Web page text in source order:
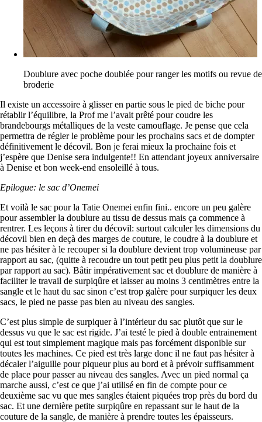
Doublure avec poche doublée pour ranger les motifs ou revue de
broderie
Il existe un accessoire à glisser en partie sous le pied de biche pour
rétablir l’équilibre, la Prof me l’avait prêté pour coudre les
brandebourgs métalliques de la veste camouflage. Je pense que cela
permettra de régler le problème pour les prochains sacs et de dompter
définitivement le décovil. Bon je ferai mieux la prochaine fois et
j’espère que Denise sera indulgente!! En attendant joyeux anniversaire
à Denise et bon week-end ensoleillé à tous.
Epilogue: le sac d’Onemei
Et voilà le sac pour la Tatie Onemei enfin fini.. encore un peu galère
pour assembler la doublure au tissu de dessus mais ça commence à
rentrer. Les leçons à tirer du décovil: surtout calculer les dimensions du
décovil bien en deçà des marges de couture, le coudre à la doublure et
ne pas hésiter à le recouper si la doublure devient trop volumineuse par
rapport au sac, (quitte à recoudre un tout petit peu plus petit la doublure
par rapport au sac). Bâtir impérativement sac et doublure de manière à
faciliter le travail de surpiqûre et laisser au moins 3 centimètres entre la
sangle et le haut du sac sinon c’est trop galère pour surpiquer les deux
sacs, le pied ne passe pas bien au niveau des sangles.
C’est plus simple de surpiquer à l’intérieur du sac plutôt que sur le
dessus vu que le sac est rigide. J’ai testé le pied à double entrainement
qui est tout simplement magique mais pas forcément disponible sur
toutes les machines. Ce pied est très large donc il ne faut pas hésiter à
décaler l’aiguille pour piqueur plus au bord et à prévoir suffisamment
de place pour passer au niveau des sangles. Avec un pied normal ça
marche aussi, c’est ce que j’ai utilisé en fin de compte pour ce
deuxième sac vu que mes sangles étaient piquées trop près du bord du
sac. Et une dernière petite surpiqûre en repassant sur le haut de la
couture de la sangle, de manière à prendre toutes les épaisseurs.